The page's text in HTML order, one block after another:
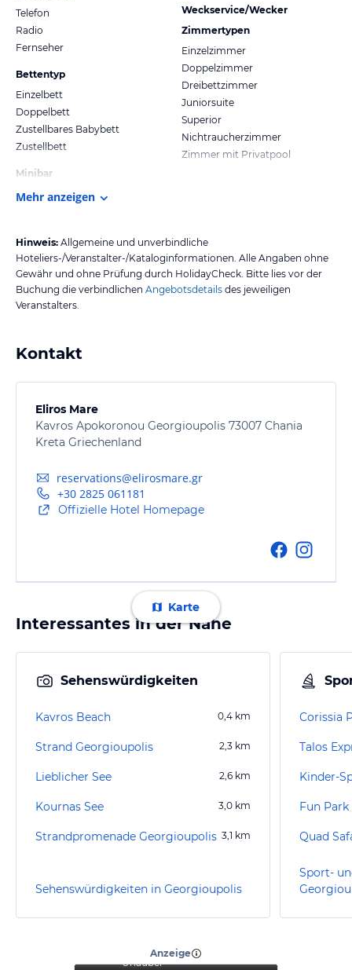
Telefon
Radio
Fernseher
Bettentyp
Einzelbett
Doppelbett
Zustellbares Babybett
Zustellbett
Minibar
Weckservice/Wecker
Zimmertypen
Einzelzimmer
Doppelzimmer
Dreibettzimmer
Juniorsuite
Superior
Nichtraucherzimmer
Zimmer mit Privatpool
Mehr anzeigen
Hinweis: Allgemeine und unverbindliche
Hoteliers-/Veranstalter-/Kataloginformationen. Alle Angaben ohne
Gewähr und ohne Prüfung durch HolidayCheck. Bitte lies vor der
Buchung die verbindlichen Angebotsdetails des jeweiligen
Veranstalters.
Kontakt
Eliros Mare
Kavros Apokoronou Georgioupolis 73007 Chania
Kreta Griechenland
reservations@elirosmare.gr
+30 2825 061181
Offizielle Hotel Homepage
Karte
Interessantes in der Nähe
Sehenswürdigkeiten
Kavros Beach 0,4 km
Strand Georgioupolis 2,3 km
Lieblicher See 2,6 km
Kournas See 3,0 km
Strandpromenade Georgioupolis 3,1 km
Sehenswürdigkeiten in Georgioupolis
Corissia
Talos
Kinder-
Fun Park
Sport-
Anzeige
“Tolle Aussicht und
Urlauber